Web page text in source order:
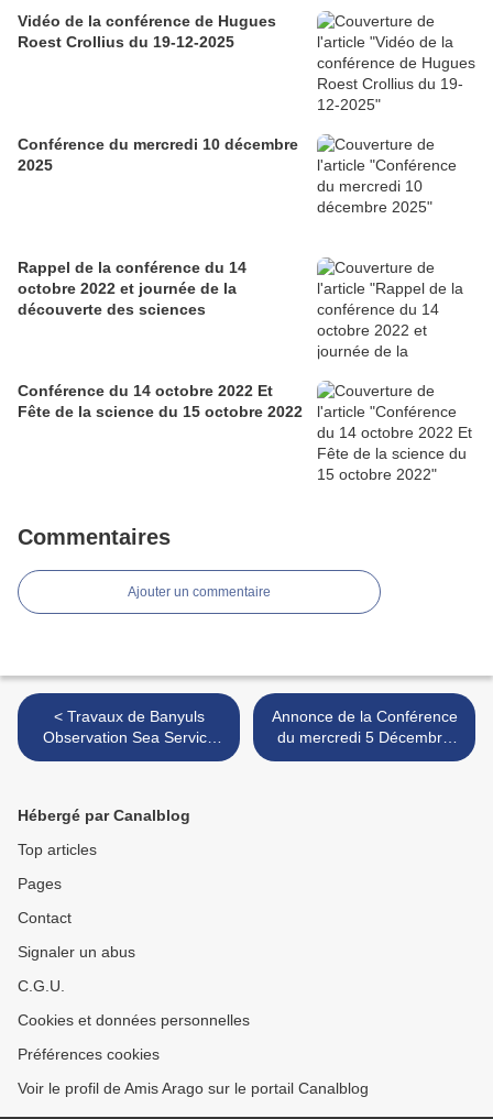
Vidéo de la conférence de Hugues
Roest Crollius du 19-12-2025
Conférence du mercredi 10 décembre
2025
Rappel de la conférence du 14
octobre 2022 et journée de la
découverte des sciences
Conférence du 14 octobre 2022 Et
Fête de la science du 15 octobre 2022
Commentaires
Ajouter un commentaire
< Travaux de Banyuls
Observation Sea Service
(BOSS)
Annonce de la Conférence
du mercredi 5 Décembre
2018 >
Hébergé par Canalblog
Top articles
Pages
Contact
Signaler un abus
C.G.U.
Cookies et données personnelles
Préférences cookies
Voir le profil de Amis Arago sur le portail Canalblog